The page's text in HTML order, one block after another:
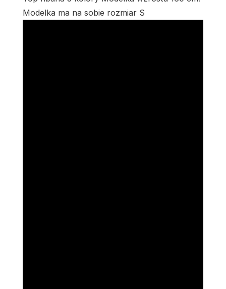
Modelka ma na sobie rozmiar S